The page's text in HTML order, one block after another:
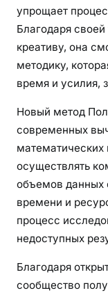
упрощает
Благодаря
креативу, она
методику,
время и усилия,
Новый метод
современных
осуществлять
объемов данных
времени и
процесс
недоступных
Благодаря
сообщество